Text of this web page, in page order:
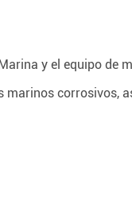
y el equipo de
corrosivos,